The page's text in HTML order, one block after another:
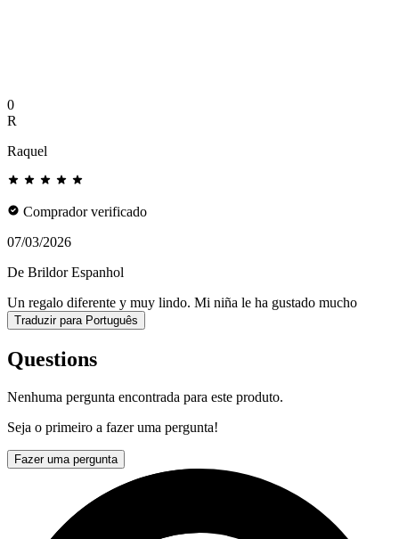
0
R
Raquel
Comprador verificado
07/03/2026
De Brildor Espanhol
Un regalo diferente y muy lindo. Mi niña le ha gustado mucho
Traduzir para Português
Questions
Nenhuma pergunta encontrada para este produto.
Seja o primeiro a fazer uma pergunta!
Fazer uma pergunta